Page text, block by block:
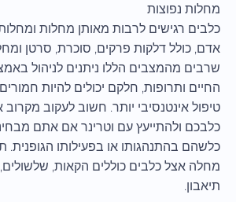
מחלות נפוצות
כלבים רגישים לרבות מאותן מחלות
אדם, כולל דלקות פרקים, סוכרת, סרטן
שרבים מהמצבים הללו ניתנים לניהול
החיים ותרופות, חלקם יכולים להיות
טיפול אינטנסיבי יותר. חשוב לעקוב
כלבכם ולהתייעץ עם וטרינר אם אתם
כלשהם בהתנהגותו או בפעילותו הגופנית.
מחלה אצל כלבים כוללים הקאות, שלשולים,
תיאבון.